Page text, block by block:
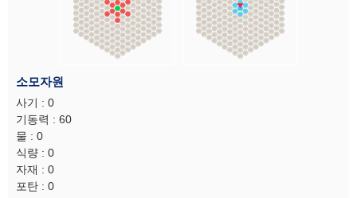
소모자원
사기 : 0
기동력 : 60
물 : 0
식량 : 0
자재 : 0
포탄 : 0